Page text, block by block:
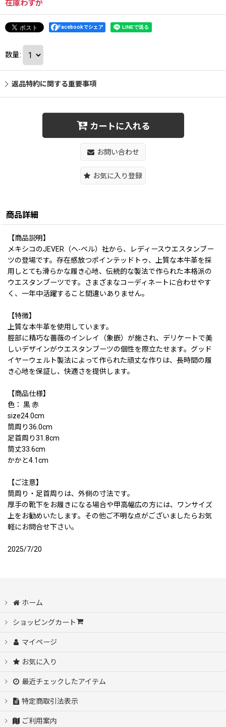
在庫わずか
Facebookでシェア
数量:
返品特約に関する重要事項
カートに入れる
お問い合わせ
お気に入り登録
商品詳細
【商品説明】
メキシコのJEVER（ヘ-ベル）社から、レディースウエスタンブー
ツの登場です。存在感放つポインテッドトゥ、上質な本牛革を採
用しとても滑らかな履き心地、伝統的な製法で作られた本格派の
ウエスタンブーツです。さまざまなコーディネートに合わせやす
く、一年中活躍すること間違いありません。
【特徴】
上質な本牛革を使用しています。
脛部に精巧な薔薇のインレイ（象嵌）が施され、デリケートで美
しいデザインがウエスタンブーツの個性を際立たせます。グッド
イヤーウェルト製法によって作られた頑丈な作りは、長時間の履
き心地を保証し、快適さを提供します。
【商品仕様】
色： 黒 赤
size24.0cm
筒周り36.0cm
足首周り31.8cm
筒丈33.6cm
かかと4.1cm
【ご注意】
筒周り・足首周りは、外側の寸法です。
厚手の靴下をお履きになる場合や甲高幅広の方には、ワンサイズ
上をお勧めいたします。その他ご不明な点がございましたらお気
軽にお問合せ下さい。
2025/7/20
ホーム
ショッピングカート
マイページ
お気に入り
最近チェックしたアイテム
特定商取引法表示
ご利用案内